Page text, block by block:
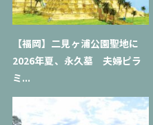
【福岡】二見ヶ浦公園聖地に
2026年夏、永久墓 夫婦ピラ
ミ...